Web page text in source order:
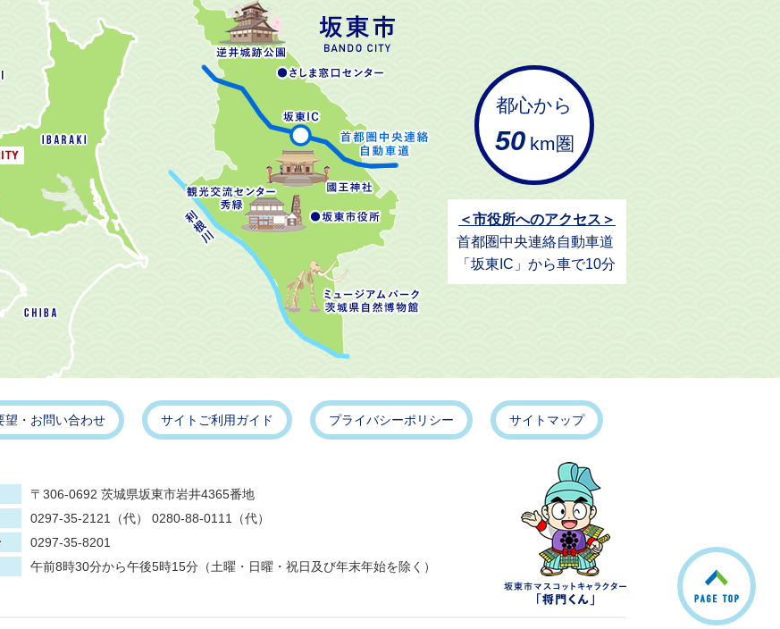
都心から
50 km圏
＜市役所へのアクセス＞
首都圏中央連絡自動車道
「坂東IC」から車で10分
望・お問い合わせ サイトご利用ガイド プライバシーポリシー サイトマップ
〒306-0692 茨城県坂東市岩井4365番地
0297-35-2121（代） 0280-88-0111（代）
0297-35-8201
午前8時30分から午後5時15分（土曜・日曜・祝日及び年末年始を除く）